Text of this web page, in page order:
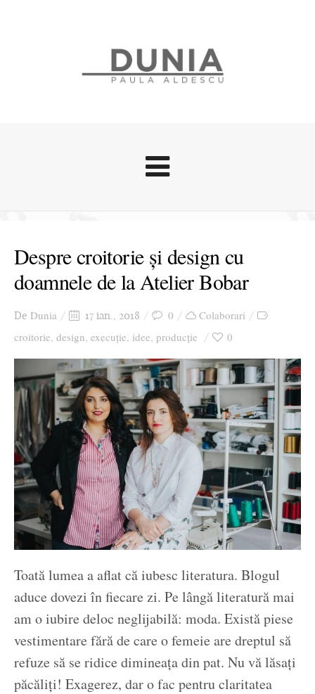
Stari afective
Zice Dunia
Călătorii
Cursuri povestite
Ziua culorii
Despre croitorie și design cu
doamnele de la Atelier Bobar
De Dunia 17 ian., 2018 0
Colaborari
croitorie, design, execuție, idee, producție 0
Toată lumea a aflat că iubesc literatura. Blogul
aduce dovezi în fiecare zi. Pe lângă literatură mai
am o iubire deloc neglijabilă: moda. Există piese
vestimentare fără de care o femeie are dreptul să
refuze să se ridice dimineața din pat. Nu vă lăsați
păcăliți! Exagerez, dar o fac pentru claritatea